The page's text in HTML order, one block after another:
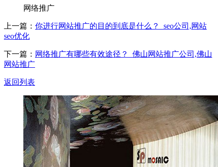
网络推广
上一篇： 你进行网站推广的目的到底是什么？_seo公司,网站
seo优化
下一篇： 网络推广有哪些有效途径？_佛山网站推广公司,佛山
网站推广
返回列表